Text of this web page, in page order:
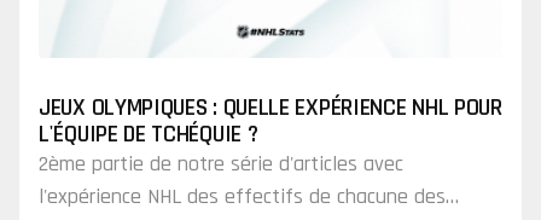
JEUX OLYMPIQUES : QUELLE EXPÉRIENCE NHL POUR
L'ÉQUIPE DE TCHÉQUIE ?
2ème partie de notre série d'articles avec
l'expérience NHL des effectifs de chacune des